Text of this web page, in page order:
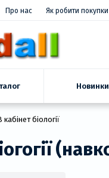
Про нас Як робити покупки
Новинки
кабінет біології